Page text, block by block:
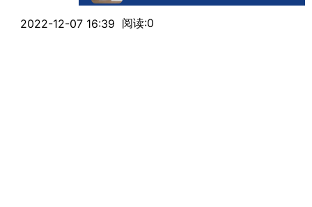
2022-12-07 16:39 阅读:0